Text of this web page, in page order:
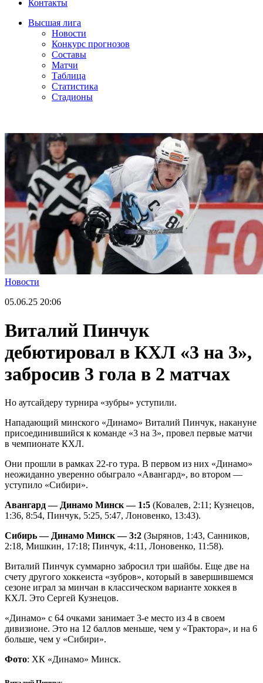
Контакты
Высшая лига
Новости
Конкурс прогнозов
Составы
Матчи
Таблица
Статистика
Стадионы
Новости
05.06.25 20:06
Виталий Пинчук
дебютировал в КХЛ «3 на 3»,
забросив 3 гола в 2 матчах
Но аутсайдеру турнира «зубры» уступили.
Нападающий минского «Динамо» Виталий Пинчук, накануне
присоединившийся к команде «3 на 3», провел первые матчи
в чемпионате КХЛ.
Они прошли в рамках 22-го тура. В первом из них «Динамо»
неожиданно уверенно обыграло «Авангард», во втором —
уступило «Сибири».
Авангард — Динамо Минск — 1:5 (Ковалев, 2:11; Кузнецов,
1:36, 8:54, Пинчук, 5:25, 5:47, Лоновенко, 13:43).
Сибирь — Динамо Минск — 3:2 (Зырянов, 1:43, Санников,
2:18, Мишкин, 17:18; Пинчук, 4:11, Лоновенко, 11:58).
Виталий Пинчук суммарно забросил три шайбы. Еще две на
счету другого хоккеиста «зубров», который в завершившемся
сезоне играл за минчан в классическом варианте хоккея в
КХЛ. Это Сергей Кузнецов.
«Динамо» с 64 очками занимает 3-е место из 4 в своем
дивизионе. Это на 12 баллов меньше, чем у «Трактора», и на 6
больше, чем у «Сибири».
Фото: ХК «Динамо» Минск.